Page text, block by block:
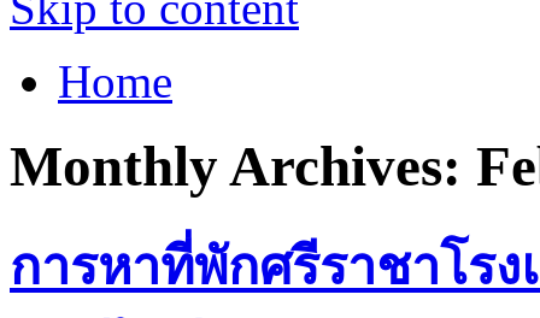
Home
Monthly Archives:
การหาที่พักศรีราชาโร